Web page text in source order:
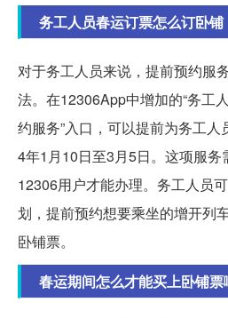
务工人员春运订票怎么订卧铺
对于务工人员来说，提前预约服
法。在12306App中增加的“务工
约服务”入口，可以提前为务工
4年1月10日至3月5日。这项服
12306用户才能办理。务工人员
划，提前预约想要乘坐的增开列
卧铺票。
春运期间怎么才能买上卧铺票